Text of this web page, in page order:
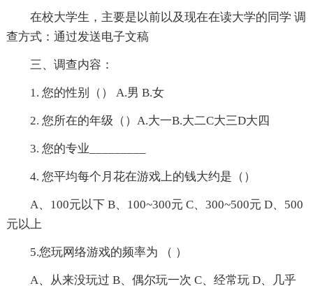
在校大学生，主要是以前以及现在在读大学的同学 调
查方式：通过发送电子文稿
三、调查内容：
1. 您的性别（） A.男 B.女
2. 您所在的年级（）A.大一B.大二C大三D大四
3. 您的专业_________
4. 您平均每个月花在游戏上的钱大约是（）
A、100元以下 B、100~300元 C、300~500元 D、500
元以上
5.您玩网络游戏的频率为 （ ）
A、从来没玩过 B、偶尔玩一次 C、经常玩 D、几乎